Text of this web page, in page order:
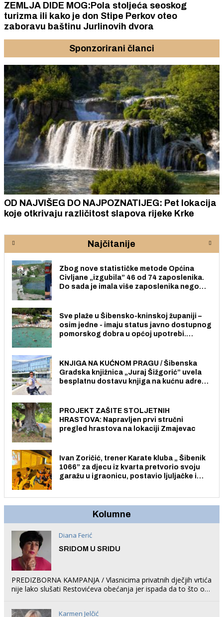
ZEMLJA DIDE MOG:Pola stoljeća seoskog
turizma ili kako je don Stipe Perkov oteo
zaboravu baštinu Jurlinovih dvora
Sponzorirani članci
ZAVRŠNICA TROKUT AKADEMIJE: Sutra
ideja, iskustava i ljudi koji žele aktivno
lokalne zajednice
Najčitanije
Zbog nove statističke metode Općina
Civljane „izgubila” 46 od 74 zaposlenika.
Do sada je imala više zaposlenika nego
Sve plaže u Šibensko-kninskoj županiji –
osim jedne - imaju status javno dostupnog
pomorskog dobra u općoj upotrebi.
KNJIGA NA KUĆNOM PRAGU / Šibenska
Gradska knjižnica „Juraj Šižgorić” uvela
besplatnu dostavu knjiga na kućnu adresu
PROJEKT ZAŠITE STOLJETNIH
HRASTOVA: Napravljen prvi stručni
pregled hrastova na lokaciji Zmajevac
Ivan Zoričić, trener Karate kluba „ Šibenik
1066” za djecu iz kvarta pretvorio svoju
garažu u igraonicu, postavio ljuljačke i
Kolumne
Diana Ferić
SRIDOM U SRIDU
PREDIZBORNA KAMPANJA / Vlasnicima privatnih dječjih vrtića
nije lako slušati Restovićeva obećanja jer ispada da to što oni
Karmen Jelčić